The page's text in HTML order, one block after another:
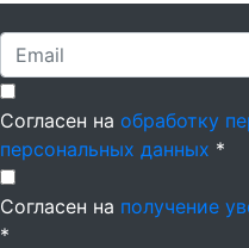
Согласен на обработку
персональных данных *
Согласен на получение
*